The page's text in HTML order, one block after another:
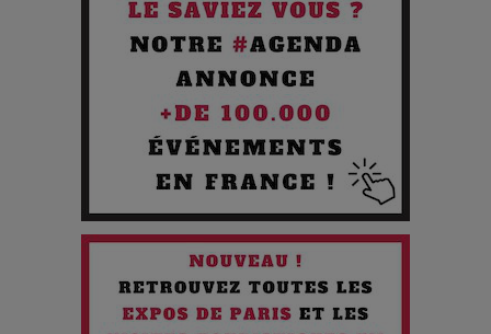
Pourquoi les Petites Entreprises Créatives Deviennent les
Cibles des Hackers
Les 3 meilleures destinations pour des vacances sportives
Quand l'Opéra Rencontre l'IA : Lola Volonakis, l'Artiste du
Paradoxe qui Chante le Futur
Chien 51 - Quand l’IA prend le pouvoir : une plongée dans un
futur troublant